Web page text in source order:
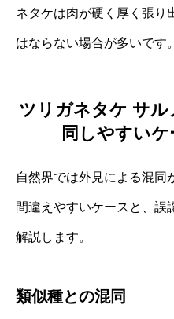
ネタケは肉が硬く厚く張り
はならない場合が多いです。
ツリガネタケ サ
同しやすい
自然界では外見による混同
間違えやすいケースと、誤
解説します。
類似種との混同